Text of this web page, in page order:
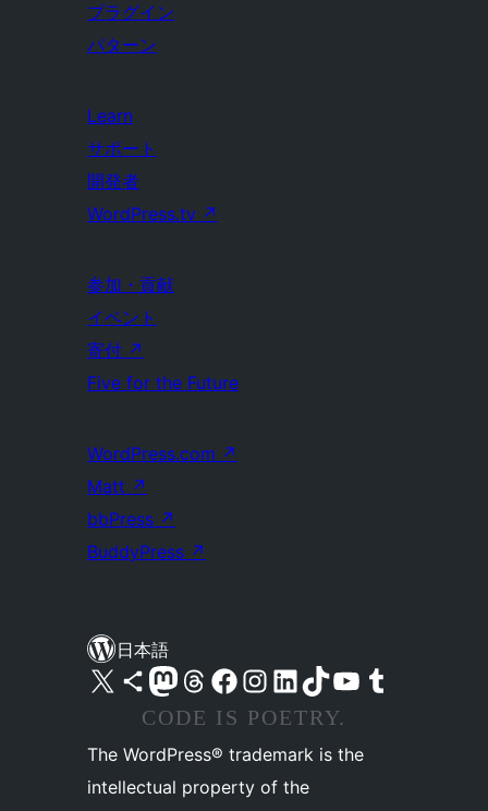
プラグイン
パターン
Learn
サポート
開発者
WordPress.tv ↗
参加・貢献
イベント
寄付 ↗
Five for the Future
WordPress.com ↗
Matt ↗
bbPress ↗
BuddyPress ↗
日本語
X (旧 Twitter) アカウントへ Bluesky アカウントへ Mastodon アカウントへ Threads アカウントへ Facebook ページへ Instagram アカウントへ LinkedIn アカウントへTikTok アカウントへ YouTube チャンネルへ Tumblr アカウントへ
CODE IS POETRY.
The WordPress® trademark is the
intellectual property of the